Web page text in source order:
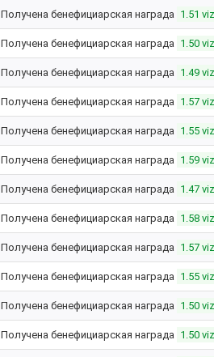
Получена бенефициарская награда 1.51 viz
Получена бенефициарская награда 1.50 viz
Получена бенефициарская награда 1.49 viz
Получена бенефициарская награда 1.57 viz
Получена бенефициарская награда 1.55 viz
Получена бенефициарская награда 1.59 viz
Получена бенефициарская награда 1.47 viz
Получена бенефициарская награда 1.58 viz
Получена бенефициарская награда 1.57 viz
Получена бенефициарская награда 1.55 viz
Получена бенефициарская награда 1.50 viz
Получена бенефициарская награда 1.50 viz